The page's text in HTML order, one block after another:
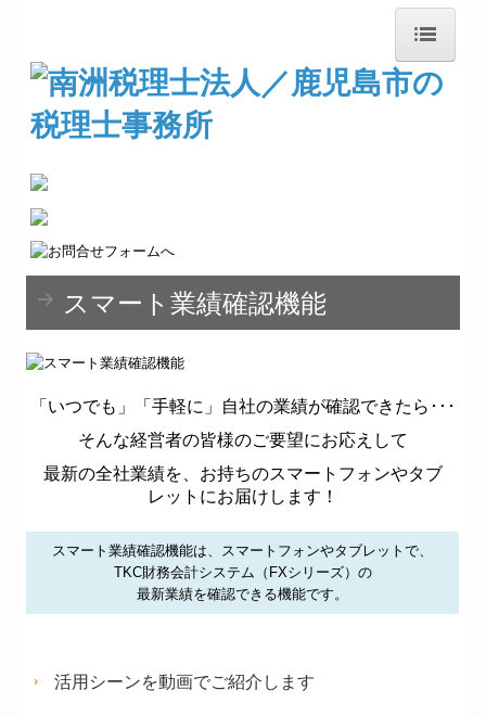
トップページ
業務案内
料金について
『東雲』通信
創業・経営革新
経営改善の支援
創業の夢をお手伝いします
TKCシステムのご紹介
求人情報
スマート業績確認機能
「いつでも」「手軽に」自社の業績が確認できたら･･･
そんな経営者の皆様のご要望にお応えして
最新の全社業績を、お持ちのスマートフォンやタブ
レットにお届けします！
スマート業績確認機能は、スマートフォンやタブレットで、
TKC財務会計システム（FXシリーズ）の
最新業績を確認できる機能です。
活用シーンを動画でご紹介します